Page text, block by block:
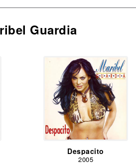
Guardia
Despacito
2005